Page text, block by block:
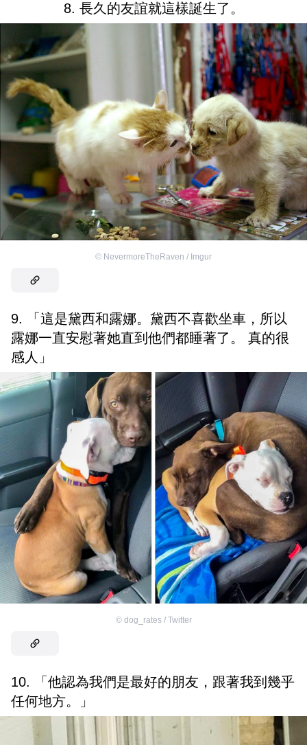
8. 長久的友誼就這樣誕生了。
© NevermoreTheRaven / Imgur
9. 「這是黛西和露娜。黛西不喜歡坐車，所以
露娜一直安慰著她直到他們都睡著了。 真的很
感人」
© dog_rates / Twitter
10. 「他認為我們是最好的朋友，跟著我到幾乎
任何地方。」